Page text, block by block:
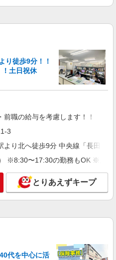
り徒歩9分！！
土日祝休
職の給与を考慮します！！
3
より北へ徒歩9分 中央線「長田」
※8:30〜17:30の勤務もOK ※月〜
とりあえずキープ
代を中心に活